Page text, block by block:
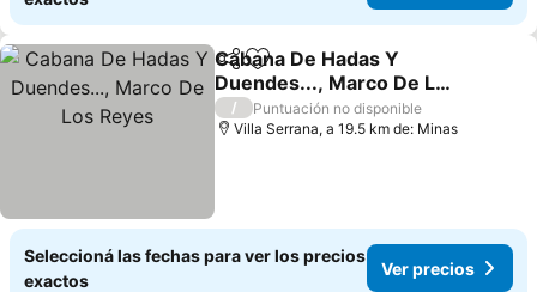
CompartirAñadir a favoritos
Cabana De Hadas Y
Duendes..., Marco De Los
Reyes
/
Puntuación no disponible
Villa Serrana, a 19.5 km de: Minas
Seleccioná las fechas para ver los precios
exactos
Ver precios